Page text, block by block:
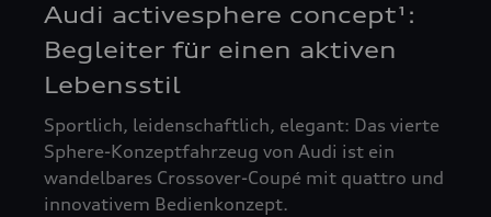
Audi activesphere concept¹:
Begleiter für einen aktiven
Lebensstil
Sportlich, leidenschaftlich, elegant: Das vierte
Sphere-Konzeptfahrzeug von Audi ist ein
wandelbares Crossover-Coupé mit quattro und
innovativem Bedienkonzept.